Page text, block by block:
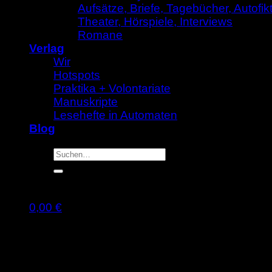
Aufsätze, Briefe, Tagebücher,
Theater, Hörspiele, Interviews
Romane
Verlag
Wir
Hotspots
Praktika + Volontariate
Manuskripte
Lesehefte in Automaten
Blog
Suche
0,00 €